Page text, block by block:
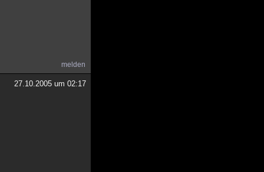
melden
27.10.2005 um 02:17